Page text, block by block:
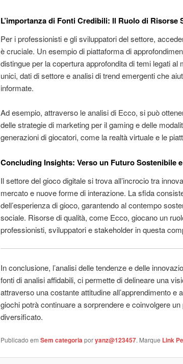
L’importanza di Fonti Credibili: Il Ruolo di Risorse
Per i professionisti e gli sviluppatori del settore,
è cruciale. Un esempio di piattaforma di
distingue per la copertura approfondita di temi legati al
unici, dati di settore e analisi di trend emergenti che
informate.
Ad esempio, attraverso le analisi di Ecco, si può
delle strategie di marketing per il gaming e delle
generazioni di giocatori, come la realtà virtuale e le
Concluding Insights: Verso un Futuro Sostenibile
Il settore del gioco digitale si trova all’incrocio tra
mercato e nuove forme di interazione. La sfida
dell’esperienza di gioco, garantendo al contempo
sociale. Risorse di qualità, come Ecco, giocano un
professionisti, sviluppatori e stakeholder in questa
In conclusione, l’analisi delle tendenze e delle
fonti di analisi affidabili, ci permette di delineare una
attraverso una costante attitudine all’apprendimento e
giochi potrà continuare a sorprendere e coinvolgere
diversificato.
Publicado em Sem categoriaporyanz@123457. Marque Link